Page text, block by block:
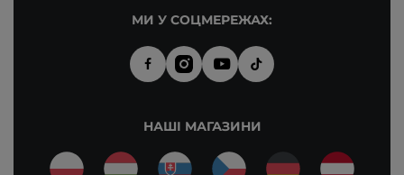
МИ У СОЦМЕРЕЖАХ:
НАШІ МАГАЗИНИ